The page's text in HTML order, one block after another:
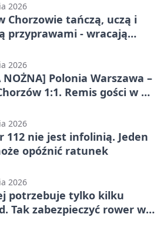
2026
Chorzowie tańczą, uczą i
przyprawami - wracają
2026
NOŻNA] Polonia Warszawa –
1:1. Remis gości w 3.
2026
112 nie jest infolinią. Jeden
opóźnić ratunek
2026
potrzebuje tylko kilku
Tak zabezpieczyć rower w